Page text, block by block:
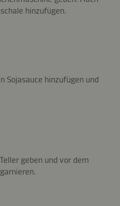
hinzufügen.
Sojasauce hinzufügen und
geben und vor dem